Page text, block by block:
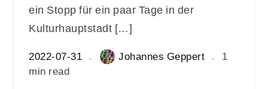
ein Stopp für ein paar Tage in der
Kulturhauptstadt […]
2022-07-31 Johannes Geppert
1
min read